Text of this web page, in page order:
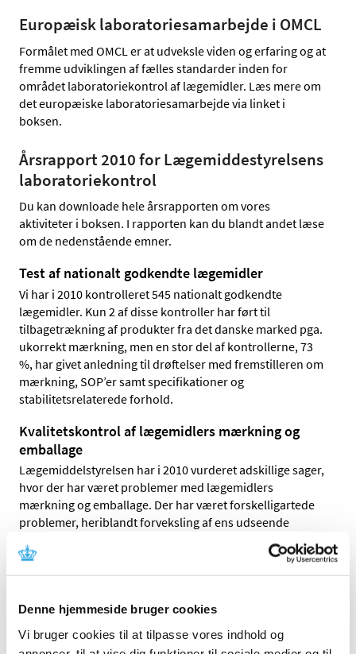
Denne hjemmeside bruger cookies
Vi bruger cookies til at tilpasse vores indhold og
Europæisk laboratoriesamarbejde i OMCL
Formålet med OMCL er at udveksle viden og erfaring og at
fremme udviklingen af fælles standarder inden for
området laboratoriekontrol af lægemidler. Læs mere om
det europæiske laboratoriesamarbejde via linket i
boksen.
Årsrapport 2010 for Lægemiddestyrelsens
laboratoriekontrol
Du kan downloade hele årsrapporten om vores
aktiviteter i boksen. I rapporten kan du blandt andet læse
om de nedenstående emner.
Test af nationalt godkendte lægemidler
Vi har i 2010 kontrolleret 545 nationalt godkendte
lægemidler. Kun 2 af disse kontroller har ført til
tilbagetrækning af produkter fra det danske marked pga.
ukorrekt mærkning, men en stor del af kontrollerne, 73
%, har givet anledning til drøftelser med fremstilleren om
mærkning, SOP’er samt specifikationer og
stabilitetsrelaterede forhold.
Kvalitetskontrol af lægemidlers mærkning og
emballage
Lægemiddelstyrelsen har i 2010 vurderet adskillige sager,
hvor der har været problemer med lægemidlers
mærkning og emballage. Der har været forskelligartede
problemer, heriblandt forveksling af ens udseende
lægemiddelnavne og/eller emballage og ringe læsbarhed
af indlægssedlen. I 2010 modtog vi igen klager angående
ompakning af parallelimporterede produkter.
Utilsigtede hændelser på sygehuse
I 2010 screenede Lægemiddelstyrelsen 2.400 rapporter
om utilsigtede hændelser med lægemidler, der var blevet